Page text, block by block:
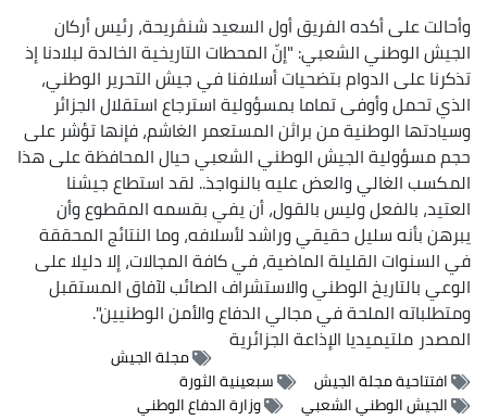
وأحالت على أكده الفريق أول السعيد شنڤريحة، رئيس أركان
الجيش الوطني الشعبي: "إنّ المحطات التاريخية الخالدة لبلادنا إذ
تذكرنا على الدوام بتضحيات أسلافنا في جيش التحرير الوطني،
الذي تحمل وأوفى تماما بمسؤولية استرجاع استقلال الجزائر
وسيادتها الوطنية من براثن المستعمر الغاشم، فإنها تؤشر على
حجم مسؤولية الجيش الوطني الشعبي حيال المحافظة على هذا
المكسب الغالي والعض عليه بالنواجذ.. لقد استطاع جيشنا
العتيد، بالفعل وليس بالقول، أن يفي بقسمه المقطوع وأن
يبرهن بأنه سليل حقيقي وراشد لأسلافه، وما النتائج المحققة
في السنوات القليلة الماضية، في كافة المجالات، إلا دليلا على
الوعي بالتاريخ الوطني والاستشراف الصائب لآفاق المستقبل
ومتطلباته الملحة في مجالي الدفاع والأمن الوطنيين".
المصدرملتيميديا الإذاعة الجزائرية
مجلة الجيش
افتتاحية مجلة الجيش
سبعينية الثورة
الجيش الوطني الشعبي
وزارة الدفاع الوطني